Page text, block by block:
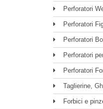
Perforatori
Perforatori
Perforatori
Perforatori
Perforatori
Taglierine,
Forbici e